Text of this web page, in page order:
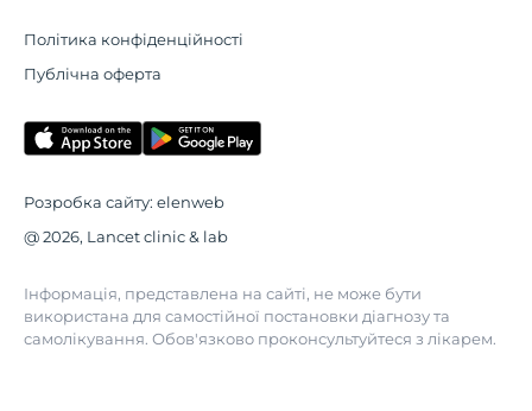
Політика конфіденційності
Публічна оферта
Розробка сайту: elenweb
@ 2026, Lancet clinic & lab
Інформація, представлена на сайті, не може бути
використана для самостійної постановки діагнозу та
самолікування. Обов'язково проконсультуйтеся з лікарем.